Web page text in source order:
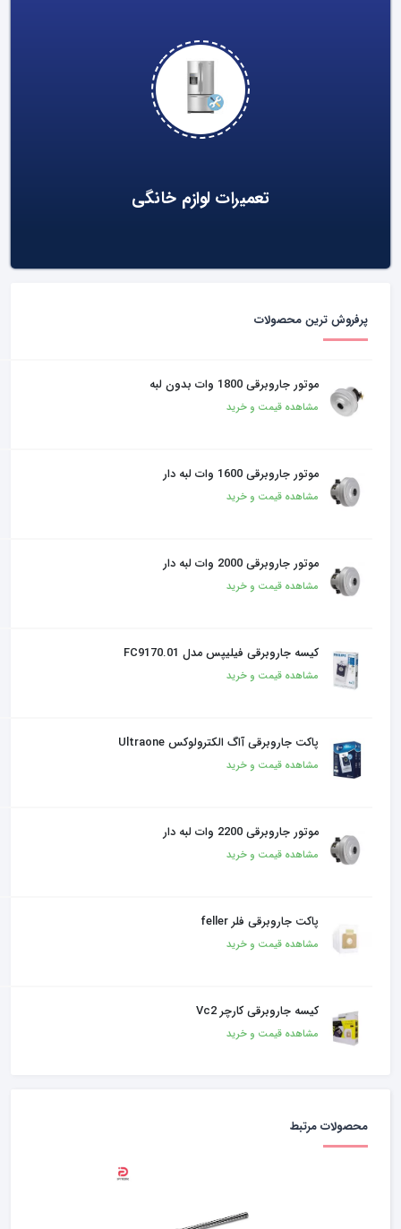
تعمیرات لوازم خانگی
پرفروش ترین محصولات
موتور جاروبرقی 1800 وات بدون لبه
مشاهده قیمت و خرید
موتور جاروبرقی 1600 وات لبه دار
مشاهده قیمت و خرید
موتور جاروبرقی 2000 وات لبه دار
مشاهده قیمت و خرید
کیسه جاروبرقی فیلیپس مدل FC9170.01
مشاهده قیمت و خرید
پاکت جاروبرقی آاگ الکترولوکس Ultraone
مشاهده قیمت و خرید
موتور جاروبرقی 2200 وات لبه دار
مشاهده قیمت و خرید
پاکت جاروبرقی فلر feller
مشاهده قیمت و خرید
کیسه جاروبرقی کارچر Vc2
مشاهده قیمت و خرید
محصولات مرتبط